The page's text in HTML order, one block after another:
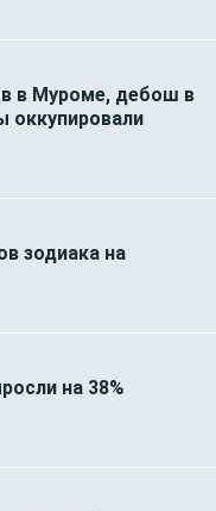
в Муроме, дебош в
оккупировали
зодиака на
на 38%